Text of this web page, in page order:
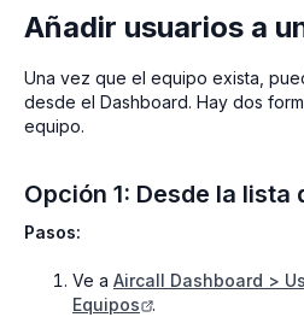
Añadir usuarios a
Una vez que el equipo exista,
desde el Dashboard. Hay dos
equipo.
Opción 1: Desde la lista
Pasos:
Ve a Aircall Dashboard >
Equipos
.